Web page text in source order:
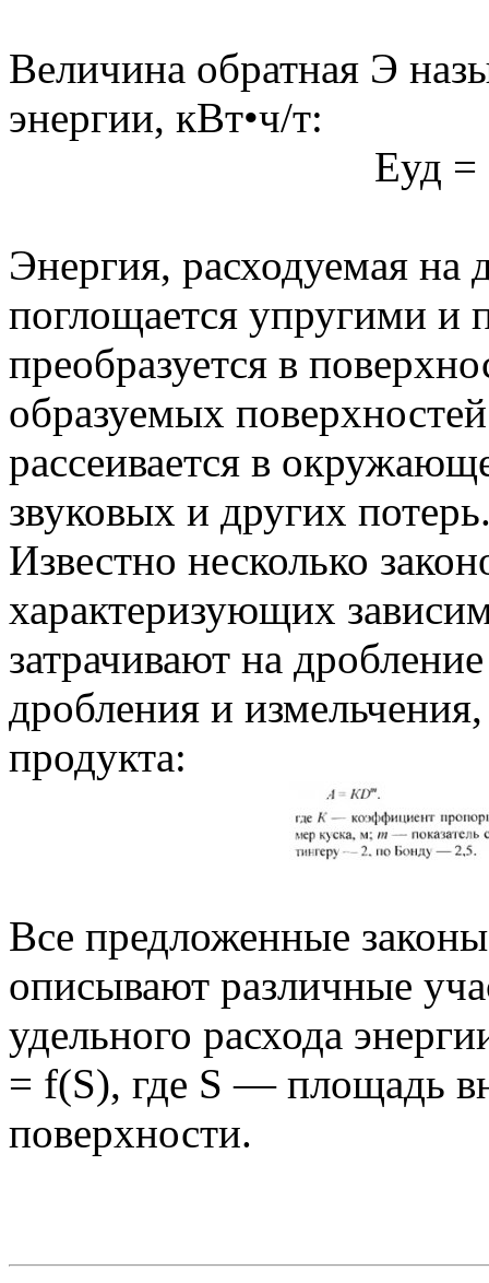
Величина обратная Э
энергии, кВт•ч/т:
Еуд
Энергия, расходуемая на
поглощается упругими и
преобразуется в
образуемых
рассеивается в
звуковых и других
Известно несколько
характеризующих
затрачивают на
дробления и
продукта:
Все предложенные
описывают различные
удельного расхода
= f(S), где S — площадь
поверхности.